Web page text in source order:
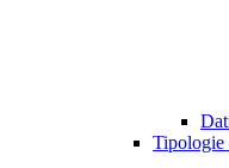
Tipologie